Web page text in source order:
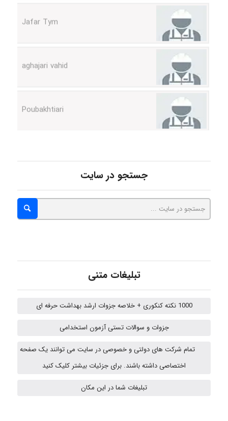
hosein abdolvand
Kati
جستجو در سایت
تبلیغات متنی
1000 نکته کنکوری + خلاصه جزوات ارشد بهداشت حرفه ای
جزوات و سوالات تستی آزمون استخدامی
تمام شرکت های دولتی و خصوصی در سایت می توانند یک صفحه
اختصاصی داشته باشند. برای جزئیات بیشتر کلیک کنید
تبلیغات شما در این مکان